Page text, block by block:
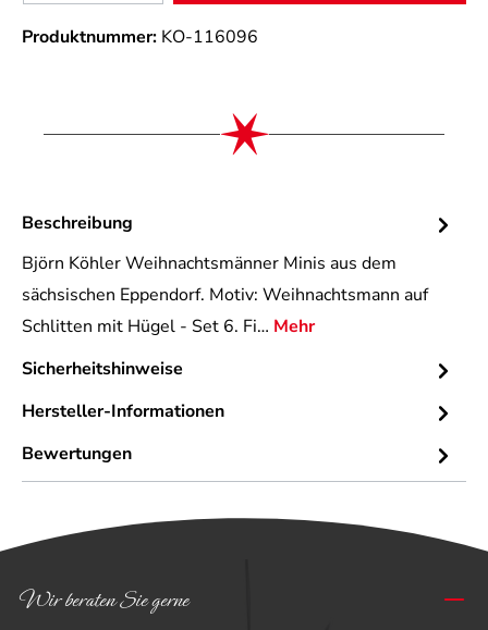
Produktnummer: KO-116096
Beschreibung
Björn Köhler Weihnachtsmänner Minis aus dem
sächsischen Eppendorf. Motiv: Weihnachtsmann auf
Schlitten mit Hügel - Set 6. Fi… Mehr
Sicherheitshinweise
Hersteller-Informationen
Bewertungen
Wir beraten Sie gerne